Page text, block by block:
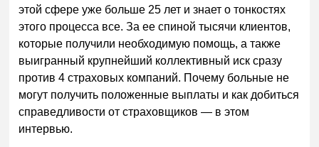
этой сфере уже больше 25 лет и знает о тонкостях
этого процесса все. За ее спиной тысячи клиентов,
которые получили необходимую помощь, а также
выигранный крупнейший коллективный иск сразу
против 4 страховых компаний. Почему больные не
могут получить положенные выплаты и как добиться
справедливости от страховщиков — в этом
интервью.